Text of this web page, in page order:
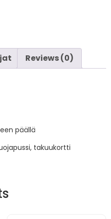
Reviews (0)
päällä
takuukortti